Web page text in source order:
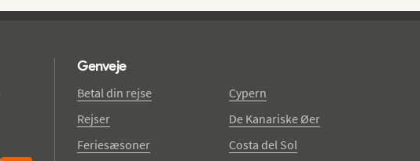
Genveje
Betal din rejse
Rejser
Feriesæsoner
Cypern
De Kanariske Øer
Costa del Sol